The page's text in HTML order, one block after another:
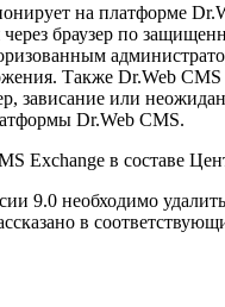
на платформе
браузер по
Также Dr.Web
зависание или
Dr.Web CMS.
Exchange в составе
9.0 необходимо
в